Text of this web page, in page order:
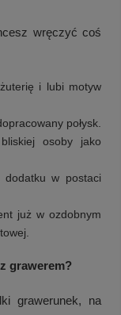
wręczyć coś
i lubi motyw
połysk.
osoby jako
w postaci
już w ozdobnym
grawerem?
grawerunek, na